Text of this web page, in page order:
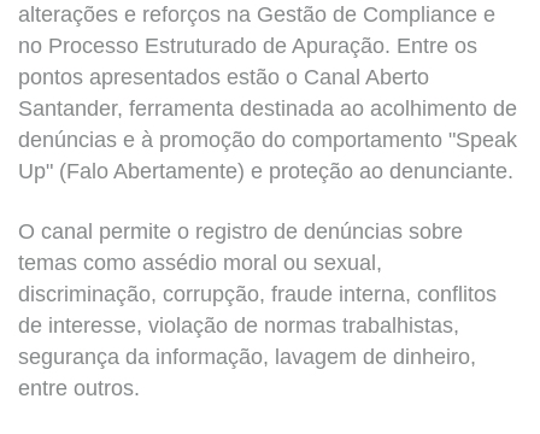
alterações e reforços na Gestão de Compliance e
no Processo Estruturado de Apuração. Entre os
pontos apresentados estão o Canal Aberto
Santander, ferramenta destinada ao acolhimento de
denúncias e à promoção do comportamento "Speak
Up" (Falo Abertamente) e proteção ao denunciante.
O canal permite o registro de denúncias sobre
temas como assédio moral ou sexual,
discriminação, corrupção, fraude interna, conflitos
de interesse, violação de normas trabalhistas,
segurança da informação, lavagem de dinheiro,
entre outros.